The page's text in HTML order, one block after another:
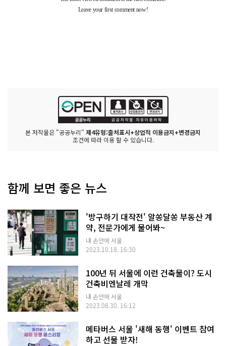
본 저작물은 "공공누리" 제4유형:출처표시+상업적 이용금지+변경금지
조건에 따라 이용 할 수 있습니다.
함께 보면 좋은 뉴스
'방구하기 대작전' 알쏭달쏭 부동산 계
약, 전문가에게 물어봐~
내 손안에 서울
2023.10.18. 16:30
100년 뒤 서울에 이런 건축물이? 도시
건축비엔날레 개막
내 손안에 서울
2023.08.30. 16:12
메타버스 서울 '새해 동행' 이벤트 참여
하고 선물 받자!